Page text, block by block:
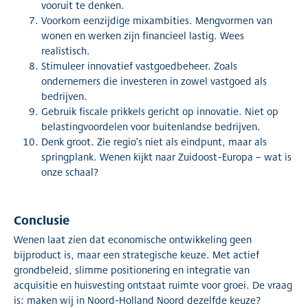
vooruit te denken.
Voorkom eenzijdige mixambities. Mengvormen van
wonen en werken zijn financieel lastig. Wees
realistisch.
Stimuleer innovatief vastgoedbeheer. Zoals
ondernemers die investeren in zowel vastgoed als
bedrijven.
Gebruik fiscale prikkels gericht op innovatie. Niet op
belastingvoordelen voor buitenlandse bedrijven.
Denk groot. Zie regio’s niet als eindpunt, maar als
springplank. Wenen kijkt naar Zuidoost-Europa – wat is
onze schaal?
Conclusie
Wenen laat zien dat economische ontwikkeling geen
bijproduct is, maar een strategische keuze. Met actief
grondbeleid, slimme positionering en integratie van
acquisitie en huisvesting ontstaat ruimte voor groei. De vraag
is: maken wij in Noord-Holland Noord dezelfde keuze?